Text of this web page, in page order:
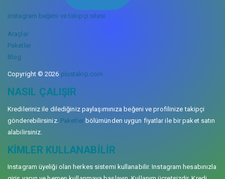
instagram beğeni ve takipçi sitesi
Araçlar
Paketler
Blog
Copyright © 2026 plustakip.com
NASIL ÇALIŞIR
Kredileriniz ile dilediğiniz paylaşımınıza beğeni ve profilinize takipçi
gönderebilirsiniz. Paketlerbölümünden uygun fiyatlar ile bir paket satın
alabilirsiniz.
KIMLER KULLANABILIR
Instagram üyeliği olan herkes sistemi kullanabilir. Instagram hesabınızla